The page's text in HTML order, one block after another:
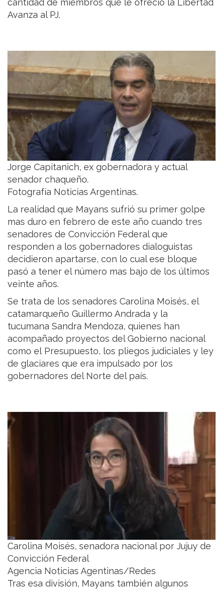
cantidad de miembros que le ofreció la Libertad
Avanza al PJ.
Jorge Capitanich, ex gobernadora y actual
senador chaqueño.
Fotografía Noticias Argentinas.
La realidad que Mayans sufrió su primer golpe
mas duro en febrero de este año cuando tres
senadores de Convicción Federal que
responden a los gobernadores dialoguistas
decidieron apartarse, con lo cual ese bloque
pasó a tener el número mas bajo de los últimos
veinte años.
Se trata de los senadores Carolina Moisés, el
catamarqueño Guillermo Andrada y la
tucumana Sandra Mendoza, quienes han
acompañado proyectos del Gobierno nacional
como el Presupuesto, los pliegos judiciales y ley
de glaciares que era impulsado por los
gobernadores del Norte del país.
Carolina Moisés, senadora nacional por Jujuy de
Convicción Federal
Agencia Noticias Agentinas/Redes
Tras esa división, Mayans también algunos